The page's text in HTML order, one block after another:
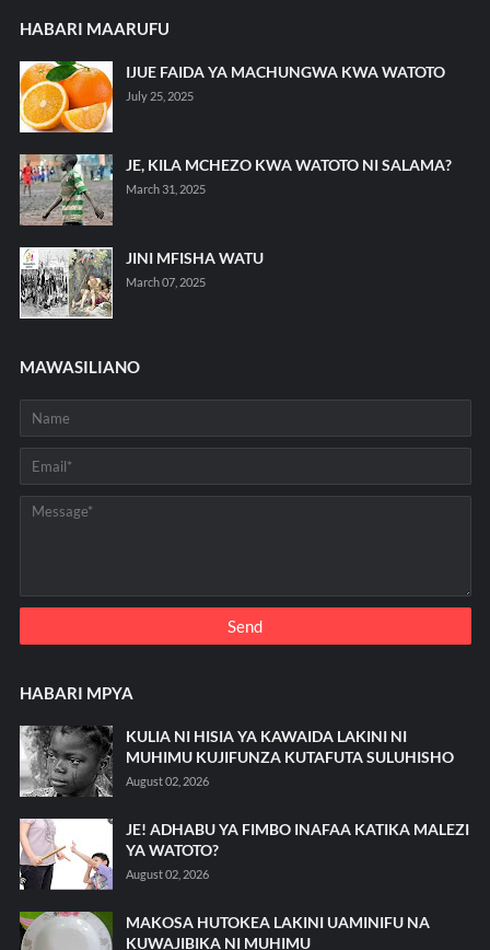
HABARI MAARUFU
IJUE FAIDA YA MACHUNGWA KWA WATOTO
July 25, 2025
JE, KILA MCHEZO KWA WATOTO NI SALAMA?
March 31, 2025
JINI MFISHA WATU
March 07, 2025
MAWASILIANO
HABARI MPYA
KULIA NI HISIA YA KAWAIDA LAKINI NI
MUHIMU KUJIFUNZA KUTAFUTA SULUHISHO
August 02, 2026
JE! ADHABU YA FIMBO INAFAA KATIKA MALEZI
YA WATOTO?
August 02, 2026
MAKOSA HUTOKEA LAKINI UAMINIFU NA
KUWAJIBIKA NI MUHIMU